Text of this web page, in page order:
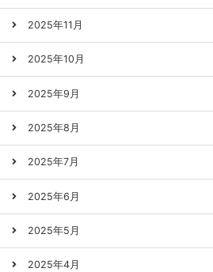
2025年11月
2025年10月
2025年9月
2025年8月
2025年7月
2025年6月
2025年5月
2025年4月